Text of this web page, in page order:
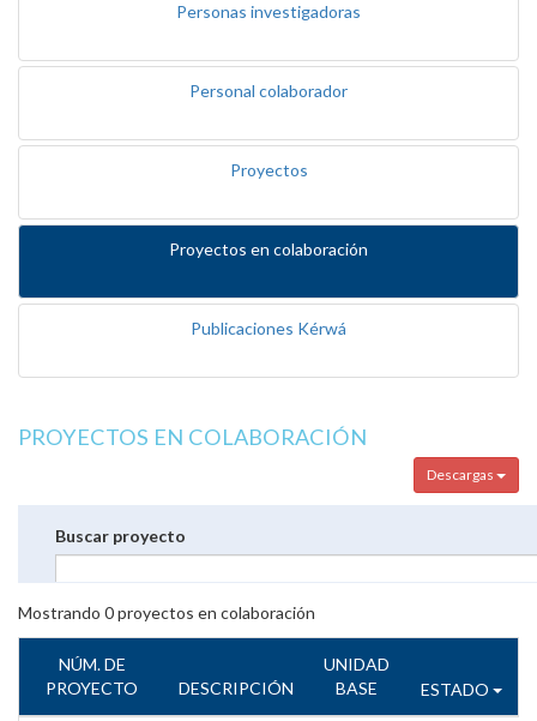
Personas investigadoras
Personal colaborador
Proyectos
Proyectos en colaboración
Publicaciones Kérwá
PROYECTOS EN COLABORACIÓN
Descargas
Buscar proyecto
Mostrando 0proyectos en colaboración
NÚM. DE
PROYECTO
DESCRIPCIÓN
UNIDAD
BASE
ESTADO